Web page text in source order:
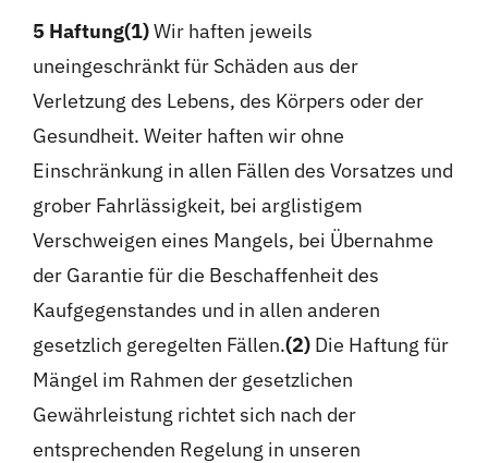
5 Haftung(1)Wir haften jeweils
uneingeschränkt für Schäden aus der
Verletzung des Lebens, des Körpers oder der
Gesundheit. Weiter haften wir ohne
Einschränkung in allen Fällen des Vorsatzes und
grober Fahrlässigkeit, bei arglistigem
Verschweigen eines Mangels, bei Übernahme
der Garantie für die Beschaffenheit des
Kaufgegenstandes und in allen anderen
gesetzlich geregelten Fällen.(2)Die Haftung für
Mängel im Rahmen der gesetzlichen
Gewährleistung richtet sich nach der
entsprechenden Regelung in unseren